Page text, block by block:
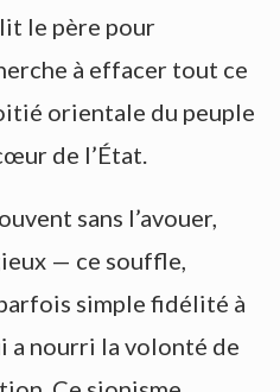
le père pour
à effacer tout ce
orientale du peuple
de l’État.
sans l’avouer,
— ce souffle,
simple fidélité à
a nourri la volonté de